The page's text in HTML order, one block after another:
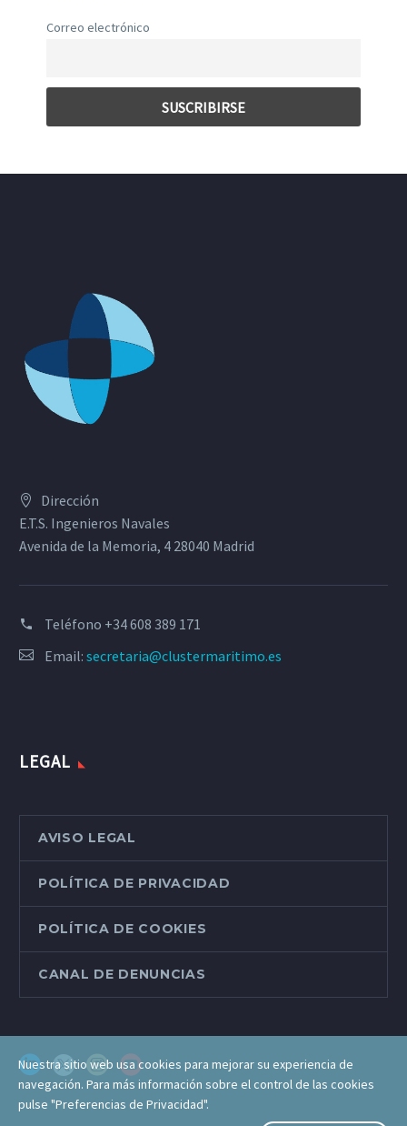
Correo electrónico
Dirección
E.T.S. Ingenieros Navales
Avenida de la Memoria, 4 28040 Madrid
Teléfono +34 608 389 171
Email: secretaria@clustermaritimo.es
LEGAL
AVISO LEGAL
POLÍTICA DE PRIVACIDAD
POLÍTICA DE COOKIES
CANAL DE DENUNCIAS
Nuestra sitio web usa cookies para mejorar su experiencia de
navegación. Para más información sobre el control de las cookies
pulse "Preferencias de Privacidad".